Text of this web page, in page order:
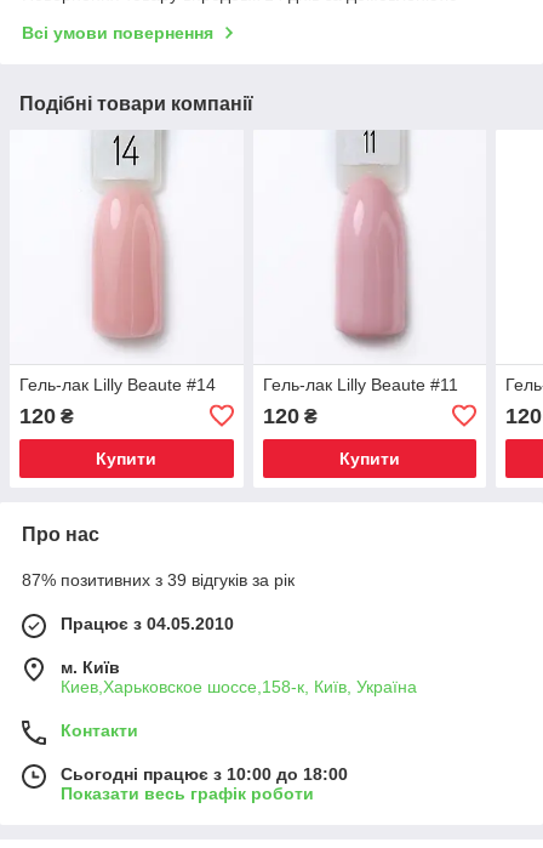
Всі умови повернення
Подібні товари компанії
Гель-лак Lilly Beaute #14
120 ₴
Купити
Гель-лак Lilly Beaute #11
120₴
Купити
120
Про нас
87% позитивних з 39 відгуків за рік
Працює з 04.05.2010
м. Київ
Киев,Харьковское шоссе,158-к, Київ, Україна
Контакти
Сьогодні працює з 10:00 до 18:00
Показати весь графік роботи